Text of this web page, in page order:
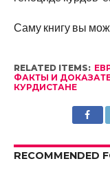
Саму книгу вы
RELATED ITEMS:
ФАКТЫ И
КУРДИСТАНЕ
RECOMMENDED